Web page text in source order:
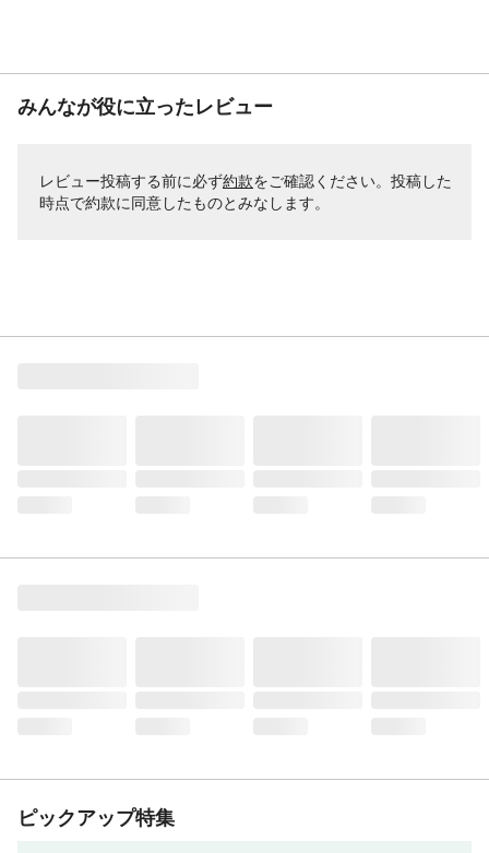
みんなが役に立ったレビュー
レビュー投稿する前に必ず約款をご確認ください。投稿した
時点で約款に同意したものとみなします。
ピックアップ特集